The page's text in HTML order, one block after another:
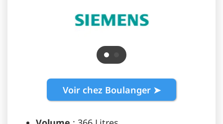
Voir chez Boulanger ➤